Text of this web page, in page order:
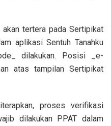
tertera pada Sertipikat
aplikasi Sentuh Tanahku
dilakukan. Posisi _e-
atas tampilan Sertipikat
proses verifikasi
dilakukan PPAT dalam